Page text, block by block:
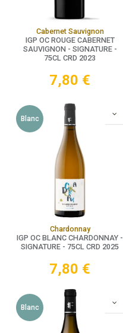
Cabernet Sauvignon
IGP OC ROUGE CABERNET
SAUVIGNON - SIGNATURE -
75CL CRD 2023
7,80 €
Blanc
Chardonnay
IGP OC BLANC CHARDONNAY -
SIGNATURE - 75CL CRD 2025
7,80 €
Blanc